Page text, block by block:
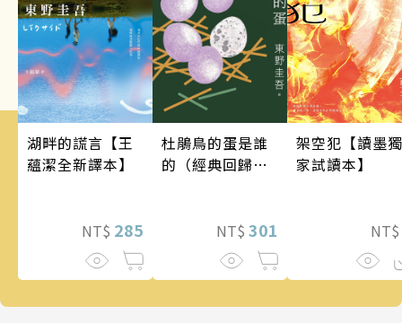
湖畔的謊言【王
蘊潔全新譯本】
NT$ 285
杜鵑鳥的蛋是誰
的（經典回歸
NT$ 301
架空犯【讀墨獨
家試讀本】
NT$